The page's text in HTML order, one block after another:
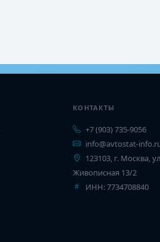
КОНТАКТЫ
+7 (903) 735-9056
info@avtostat-
123103, г. Москва,
Живописная 13/2
ИНН: 7734708840